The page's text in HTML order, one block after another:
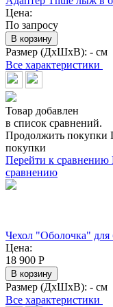
Цена:
По запросу
В корзину
Размер (ДхШхВ): - см
Все характеристики
Товар добавлен
в список сравнений.
Продолжить покупки
покупки
Перейти к сравнению
сравнению
Чехол "Оболочка"
Цена:
18 900 Р
В корзину
Размер (ДхШхВ): - см
Все характеристики